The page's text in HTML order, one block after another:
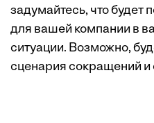
задумайтесь, что будет
для вашей компании в
ситуации. Возможно,
сценария сокращений и